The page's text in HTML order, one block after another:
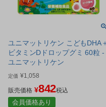
ユニマットリケン こどもDHA
ビタミンDドロップグミ 60粒 -
ユニマットリケン
定価 ¥1,058
販売価格 ¥842税込
会員価格あり